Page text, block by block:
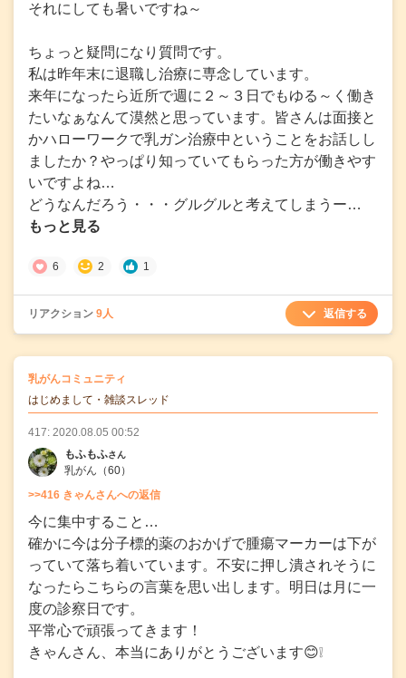
それにしても暑いですね～
ちょっと疑問になり質問です。
私は昨年末に退職し治療に専念しています。
来年になったら近所で週に２～３日でもゆる～く働き
たいなぁなんて漠然と思っています。皆さんは面接と
かハローワークで乳ガン治療中ということをお話しし
ましたか？やっぱり知っていてもらった方が働きやす
いですよね…
どうなんだろう・・・グルグルと考えてしまうー…
もっと見る
6 2 1
リアクション 9人 返信する
乳がんコミュニティ
はじめまして・雑談スレッド
417: 2020.08.05 00:52
もふもふさん
乳がん （60）
>>416 きゃんさんへの返信
今に集中すること…
確かに今は分子標的薬のおかげで腫瘍マーカーは下が
っていて落ち着いています。不安に押し潰されそうに
なったらこちらの言葉を思い出します。明日は月に一
度の診察日です。
平常心で頑張ってきます！
きゃんさん、本当にありがとうございます😊❕